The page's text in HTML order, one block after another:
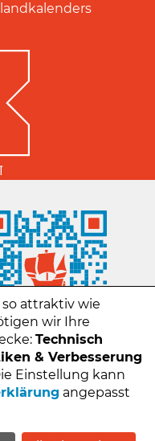
attraktiv wie
wir Ihre
Technisch
& Verbesserung
Einstellung kann
angepasst